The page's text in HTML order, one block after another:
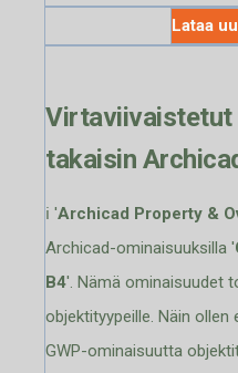
Lataa
Virtaviivaistetut
takaisin
ℹ️ 'Archicad Property &
Archicad-ominaisuuksilla '
B4'. Nämä ominaisuudet
objektityypeille. Näin
GWP-ominaisuutta